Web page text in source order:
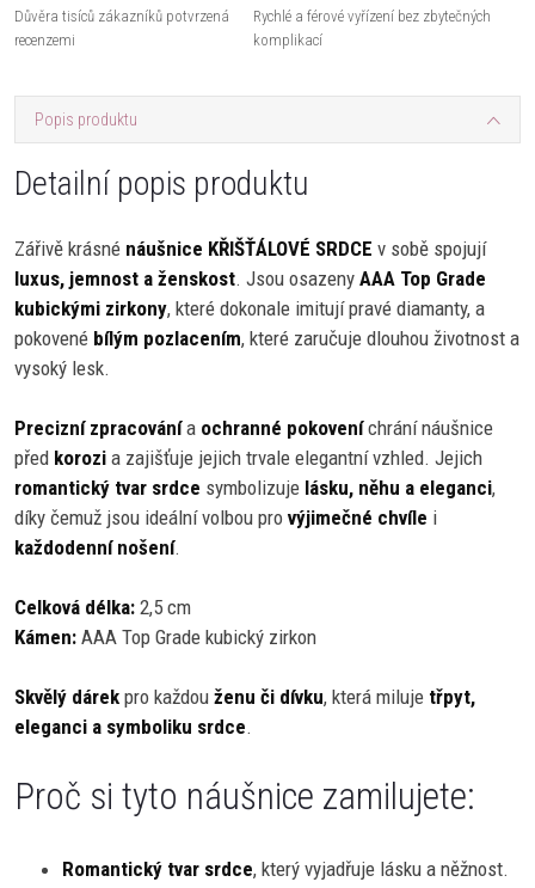
Důvěra tisíců zákazníků potvrzená
recenzemi
Rychlé a férové vyřízení bez zbytečných
komplikací
Popis produktu
Detailní popis produktu
Zářivě krásné náušnice KŘIŠŤÁLOVÉ SRDCE v sobě spojují
luxus, jemnost a ženskost. Jsou osazeny AAA Top Grade
kubickými zirkony, které dokonale imitují pravé diamanty, a
pokovené bílým pozlacením, které zaručuje dlouhou životnost a
vysoký lesk.
Precizní zpracovánía ochranné pokoveníchrání náušnice
před korozi a zajišťuje jejich trvale elegantní vzhled. Jejich
romantický tvar srdce symbolizuje lásku, něhu a eleganci,
díky čemuž jsou ideální volbou pro výjimečné chvíle i
každodenní nošení.
Celková délka: 2,5 cm
Kámen: AAA Top Grade kubický zirkon
Skvělý dárek pro každou ženu či dívku, která miluje třpyt,
eleganci a symboliku srdce.
Proč si tyto náušnice zamilujete:
Romantický tvar srdce, který vyjadřuje lásku a něžnost.